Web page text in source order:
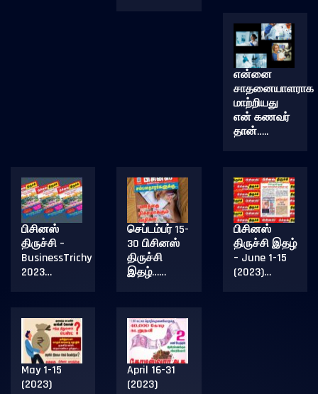
என்னை
சாதனையாளராக
மாற்றியது
என் கணவர்
தான்…..
பிசினஸ்
திருச்சி –
BusinessTrichy
2023…
செப்டம்பர் 15-
30 பிசினஸ்
திருச்சி
இதழ்……
பிசினஸ்
திருச்சி இதழ்
– June 1-15
(2023)…
May 1-15
(2023)
April 16-31
(2023)